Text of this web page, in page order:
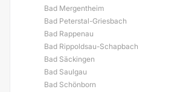
Bad Mergentheim
Bad Peterstal-Griesbach
Bad Rappenau
Bad Rippoldsau-Schapbach
Bad Säckingen
Bad Saulgau
Bad Schönborn